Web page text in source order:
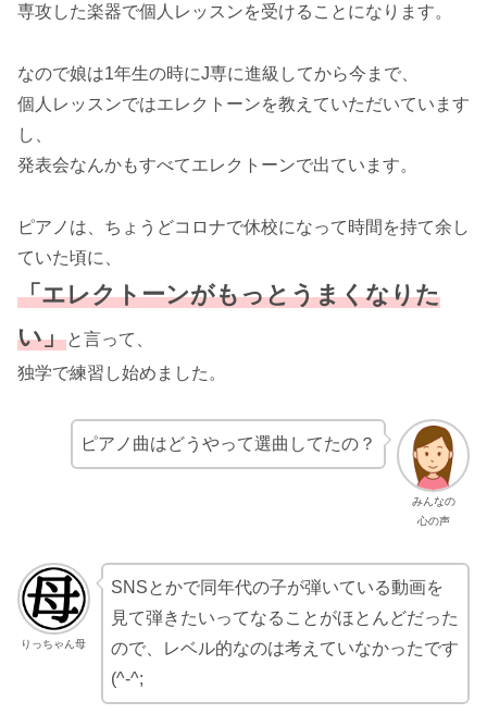
専攻した楽器で個人レッスンを受けることになります。
なので娘は1年生の時にJ専に進級してから今まで、
個人レッスンではエレクトーンを教えていただいています
し、
発表会なんかもすべてエレクトーンで出ています。
ピアノは、ちょうどコロナで休校になって時間を持て余し
ていた頃に、
「エレクトーンがもっとうまくなりた
い」と言って、
独学で練習し始めました。
みんなの
心の声
ピアノ曲はどうやって選曲してたの？
りっちゃん母
SNSとかで同年代の子が弾いている動画を
見て弾きたいってなることがほとんどだった
ので、レベル的なのは考えていなかったです
(^-^;